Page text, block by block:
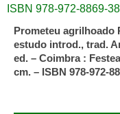
Prometeu agrilhoado
estudo introd., trad.
ed. – Coimbra :
cm. – ISBN 978-972-